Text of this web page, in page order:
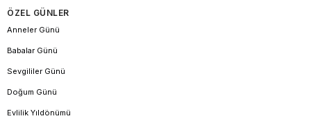
ÖZEL GÜNLER
Anneler Günü
Babalar Günü
Sevgililer Günü
Doğum Günü
Evlilik Yıldönümü